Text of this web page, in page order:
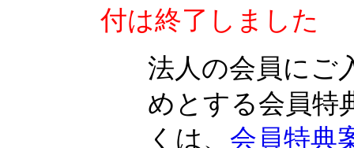
付は終了しました
法人の会員にご
めとする会員特
くは、 会員特典